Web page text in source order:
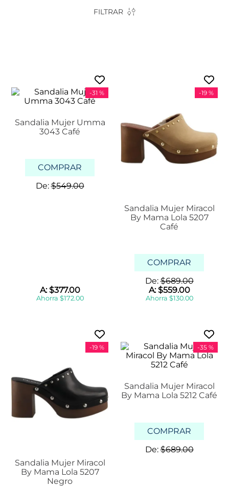
FILTRAR
-31 %
Sandalia Mujer Umma
3043 Café
COMPRAR
De:$549.00
A:$377.00
Ahorra $172.00
-19 %
Sandalia Mujer Miracol
By Mama Lola 5207
Café
COMPRAR
De:$689.00
A:$559.00
Ahorra $130.00
-19 %
Sandalia Mujer Miracol
By Mama Lola 5207
Negro
-35 %
Sandalia Mujer Miracol
By Mama Lola 5212 Café
COMPRAR
De:$689.00